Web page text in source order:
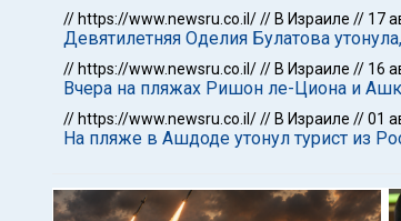
// https://www.newsru.co.il/// В Израиле // 17
Девятилетняя Оделия Булатова
// https://www.newsru.co.il/// В Израиле // 16
Вчера на пляжах Ришон ле-Циона и
// https://www.newsru.co.il/// В Израиле //01
На пляже в Ашдоде утонул турист из